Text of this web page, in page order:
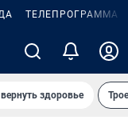
ТЕЛЕПРОГРАММА
здоровье